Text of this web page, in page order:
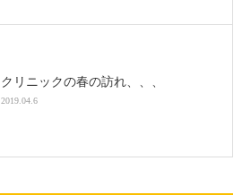
クリニックの春の訪れ、、、
2019.04.6